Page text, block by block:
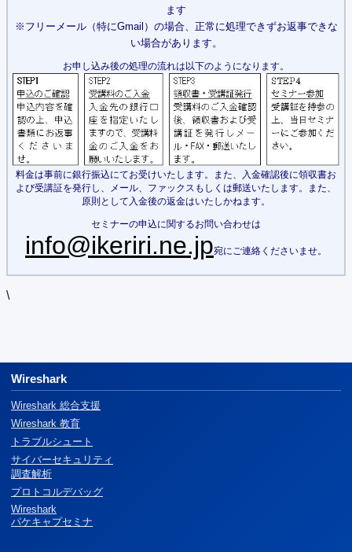
ます
※フリーメール（特にGmail）の場合、正常に処理できずお返事できな
い場合があります。
お申し込み後の処理の流れは以下のようになります。
料金は事前に銀行振込にてお受けいたします。また、入金確認後に領収書お
よび受講証を発行し、メール、ファックスもしくは郵送いたします。また、
原則として入金後の返金はいたしかねます。
セミナーの申込に関するお問い合わせは
info@ikeriri.ne.jp宛にご連絡くださいませ。
\
Wireshark
Wireshark 総合支援
Wireshark 教育
トラブルシュート
サイバーセキュリティ
調査解析
プロトコルデバッグ
Wireshark
パケキャプセミナ